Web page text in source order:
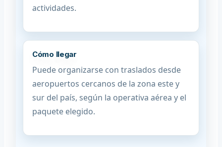
actividades.
Cómo llegar
Puede organizarse con traslados desde
aeropuertos cercanos de la zona este y
sur del país, según la operativa aérea y el
paquete elegido.